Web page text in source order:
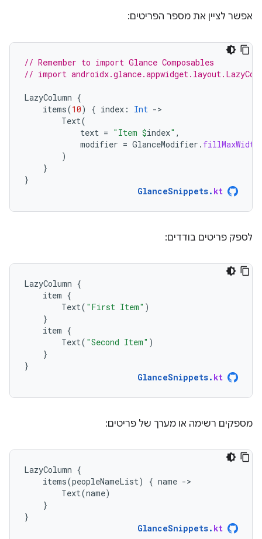
אפשר לציין את מספר הפריטים:
// Remember to import Glance Composables
// import
LazyColumn {
items(10) { index : Int -
Text(
text = "Item $index" ,
modifier = GlanceModifier . fillMaxWidth
)
}
}
GlanceSnippets. kt
לספק פריטים בודדים:
LazyColumn {
item {
Text( "First Item" )
}
item {
Text( "Second Item" )
}
}
GlanceSnippets. kt
מספקים רשימה או מערך של פריטים:
LazyColumn {
items(peopleNameList) { name -
Text(name)
}
}
GlanceSnippets. kt